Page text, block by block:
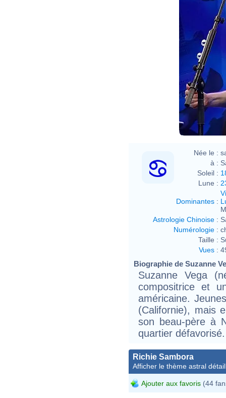
Née le :
à :
Soleil :
Lune :
Dominantes :
Astrologie Chinoise :
Numérologie :
Taille :
Vues :
Biographie de Suzanne
Suzanne Vega
compositrice et
américaine.
(Californie), mais
son beau-père à
quartier défavorisé.
Richie Sambora
Afficher le thème astral
Ajouter aux favoris (44